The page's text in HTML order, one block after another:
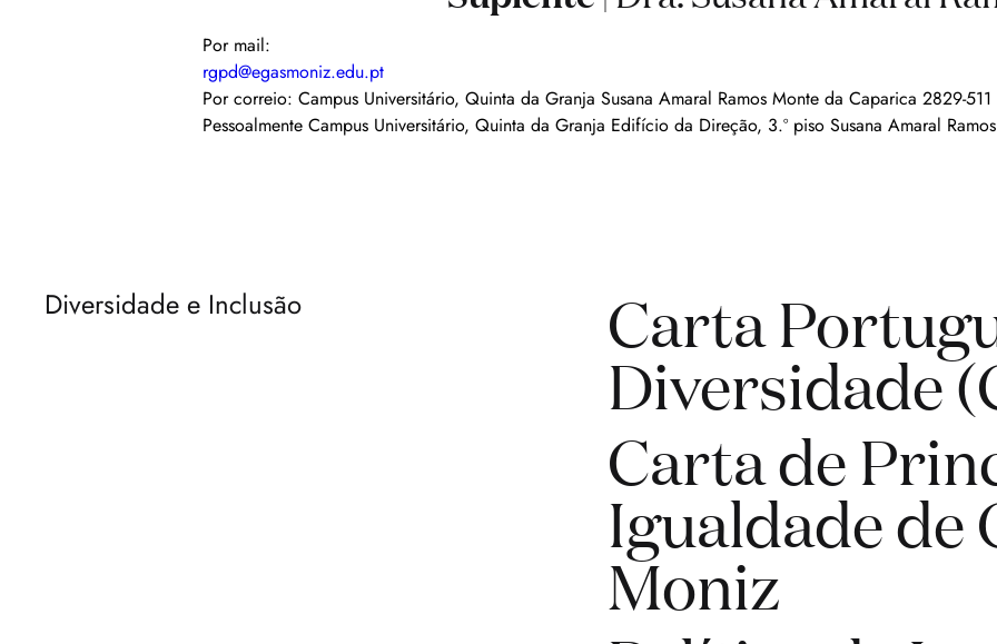
Por mail:
rgpd@egasmoniz.edu.pt
Por correio: Campus Universitário, Quinta da Granja Susana Amaral Ramos Monte da Caparica 2829-
Pessoalmente Campus Universitário, Quinta da Granja Edifício da Direção, 3.º piso Susana Amaral
Diversidade e Inclusão Carta
Diversidade
Carta de
Igualdade de
Moniz